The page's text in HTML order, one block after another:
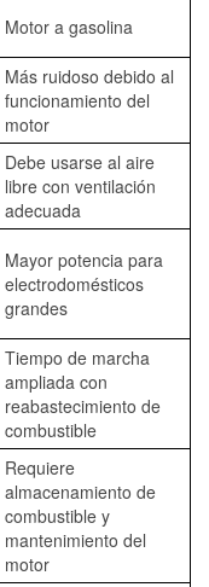
Motor a gasolina
Más ruidoso debido al
funcionamiento del
motor
Debe usarse al aire
libre con ventilación
adecuada
Mayor potencia para
electrodomésticos
grandes
Tiempo de marcha
ampliada con
reabastecimiento de
combustible
Requiere
almacenamiento de
combustible y
mantenimiento del
motor